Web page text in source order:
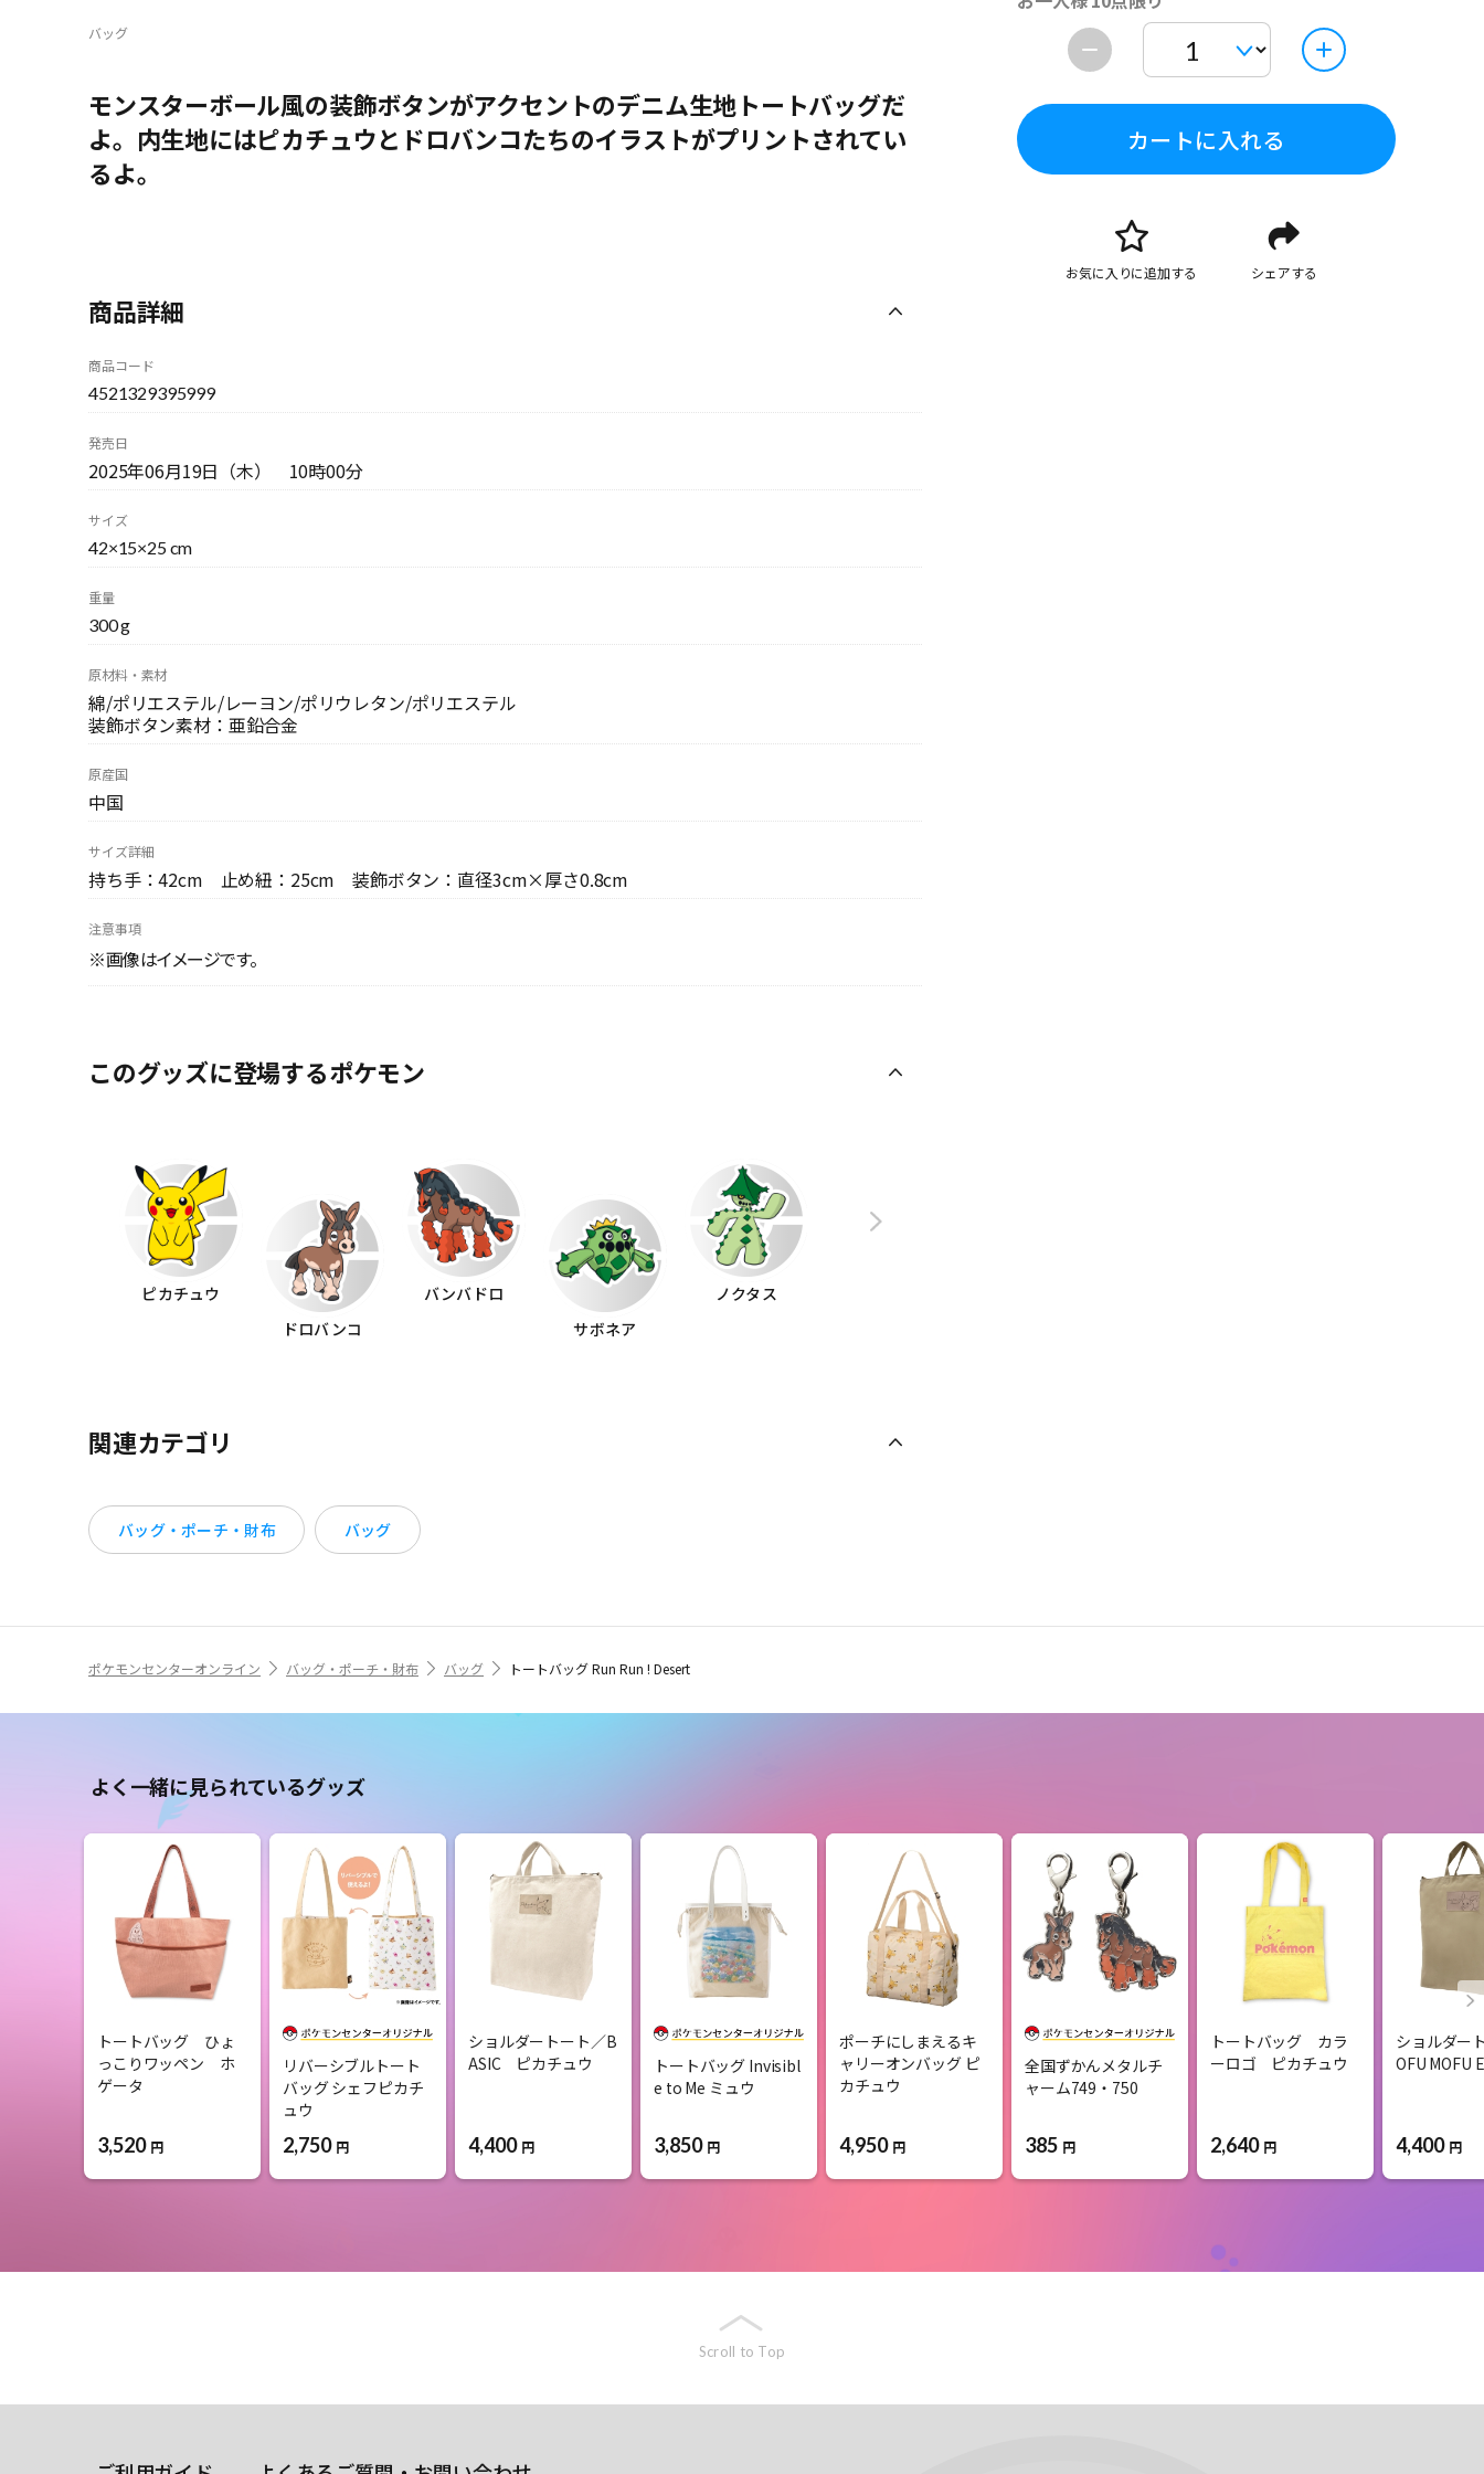
バッグ
カートに入れる
お気に入りに追加する シェアする
モンスターボール風の装飾ボタンがアクセントのデニム生地トートバッグだ
よ。内生地にはピカチュウとドロバンコたちのイラストがプリントされてい
るよ。
商品詳細
商品コード
4521329395999
発売日
2025年06月19日（木） 10時00分
サイズ
42×15×25 cm
重量
300 g
原材料・素材
綿/ポリエステル/レーヨン/ポリウレタン/ポリエステル
装飾ボタン素材：亜鉛合金
原産国
中国
サイズ詳細
持ち手：42cm 止め紐：25cm 装飾ボタン：直径3cm×厚さ0.8cm
注意事項
※画像はイメージです。
このグッズに登場するポケモン
ピカチュウ
ドロバンコ
バンバドロ
サボネア
ノクタス
関連カテゴリ
バッグ・ポーチ・財布 バッグ
ポケモンセンターオンライン バッグ・ポーチ・財布 バッグ トートバッグ Run Run ! Desert
よく一緒に見られているグッズ
トートバッグ ひょ
っこりワッペン ホ
ゲータ
3,520 円
リバーシブルトート
バッグ シェフピカチ
ュウ
2,750 円
ショルダートート／B
ASIC ピカチュウ
4,400 円
トートバッグ Invisibl
e to Me ミュウ
3,850 円
ポーチにしまえるキ
ャリーオンバッグ ピ
カチュウ
4,950 円
全国ずかんメタルチ
ャーム749・750
385 円
トートバッグ カラ
ーロゴ ピカチュウ
2,640 円
ショルダー
OFU MOFU
4,400 円
Scroll to Top